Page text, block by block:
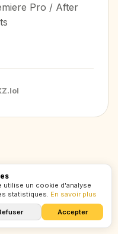
Pro / After
.lol
utilise un cookie d'analyse
statistiques. En savoir plus
Accepter